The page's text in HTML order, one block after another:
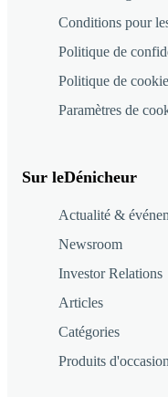
Conditions pour
Politique de
Politique de
Paramètres de
Sur leDénicheur
Actualité &
Newsroom
Investor Relations
Articles
Catégories
Produits